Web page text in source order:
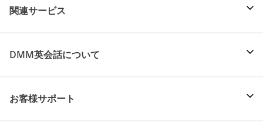
関連サービス
DMM英会話について
お客様サポート